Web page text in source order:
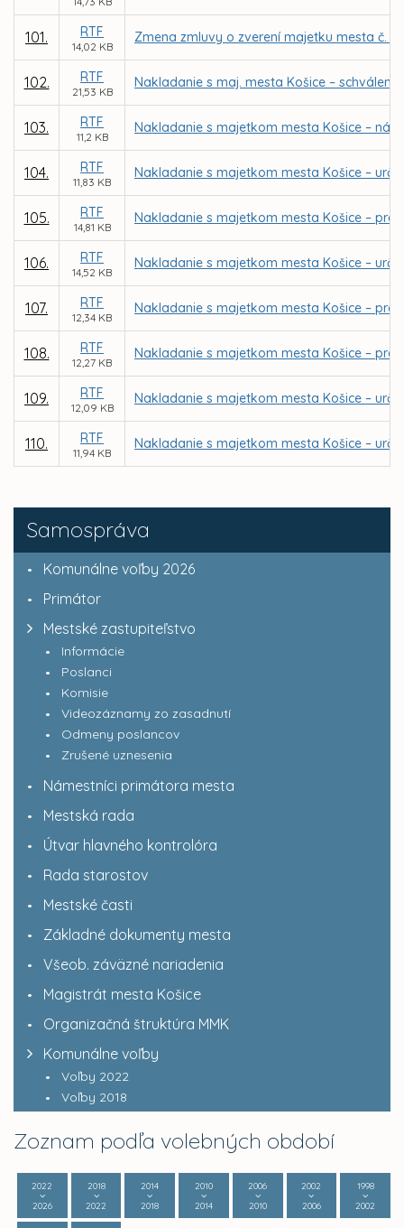
Samospráva
Komunálne voľby 2026
Primátor
Mestské zastupiteľstvo
Informácie
Poslanci
Komisie
Videozáznamy zo zasadnutí
Odmeny poslancov
Zrušené uznesenia
Námestníci primátora mesta
Mestská rada
Útvar hlavného kontrolóra
Rada starostov
Mestské časti
Základné dokumenty mesta
Všeob. záväzné nariadenia
Magistrát mesta Košice
Organizačná štruktúra MMK
Komunálne voľby
Voľby 2022
Voľby 2018
Zoznam podľa volebných období
2022
2026
2018
2022
2014
2018
2010
2014
2006
2010
2002
2006
1998
2002
101. RTF
14,02 KB
Zmena zmluvy o zverení majetku mesta č.
102. RTF
21,53 KB
Nakladanie s maj. mesta Košice –
103. RTF
11,2 KB
Nakladanie s majetkom mesta Košice –
104. RTF
11,83 KB
Nakladanie s majetkom mesta Košice –
105. RTF
14,81 KB
Nakladanie s majetkom mesta Košice –
106. RTF
14,52 KB
Nakladanie s majetkom mesta Košice –
107. RTF
12,34 KB
Nakladanie s majetkom mesta Košice –
108. RTF
12,27 KB
Nakladanie s majetkom mesta Košice –
109. RTF
12,09 KB
Nakladanie s majetkom mesta Košice –
110. RTF
11,94 KB
Nakladanie s majetkom mesta Košice –